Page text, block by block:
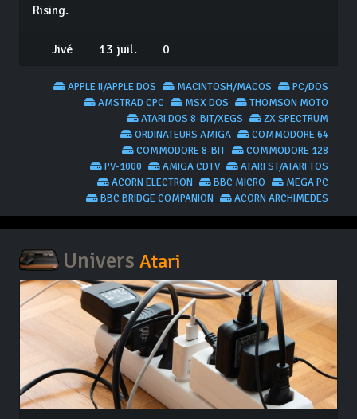
Rising.
Jivé 13 juil. 0
PC/DOS
MACINTOSH/MACOS
APPLE II/APPLE DOS
THOMSON MOTO
MSX DOS
AMSTRAD CPC
ZX SPECTRUM
ATARI DOS 8-BIT/XEGS
COMMODORE 64
ORDINATEURS AMIGA
COMMODORE 128
COMMODORE 8-BIT
ATARI ST/ATARI TOS
AMIGA CDTV
PV-1000
MEGA PC
BBC MICRO
ACORN ELECTRON
ACORN ARCHIMEDES
BBC BRIDGE COMPANION
Univers Atari